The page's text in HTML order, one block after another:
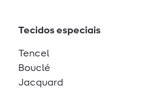
Tecidos especiais
Tencel
Bouclé
Jacquard